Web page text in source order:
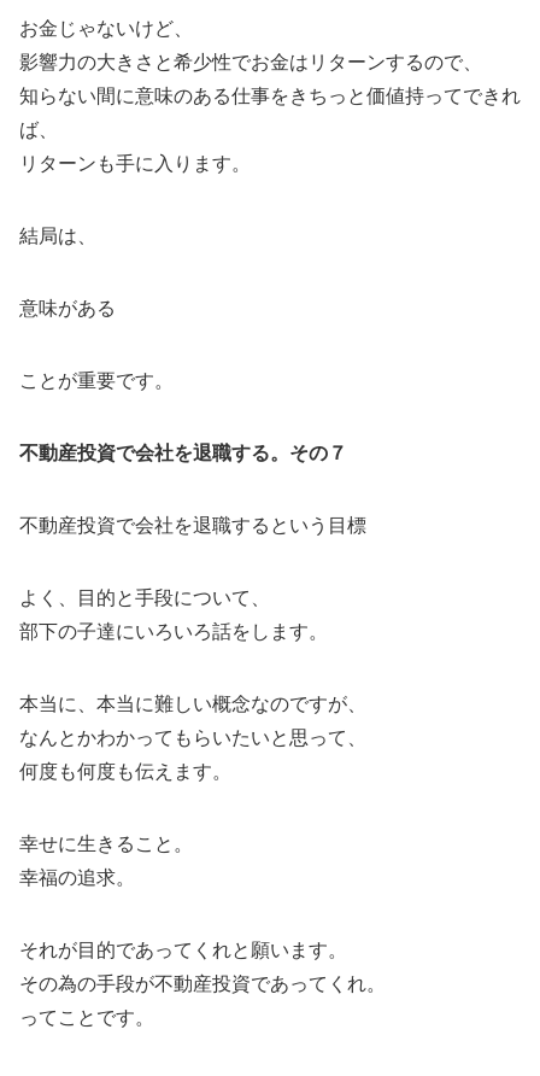
お金じゃないけど、
影響力の大きさと希少性でお金はリターンするので、
知らない間に意味のある仕事をきちっと価値持ってできれ
ば、
リターンも手に入ります。
結局は、
意味がある
ことが重要です。
不動産投資で会社を退職する。その７
不動産投資で会社を退職するという目標
よく、目的と手段について、
部下の子達にいろいろ話をします。
本当に、本当に難しい概念なのですが、
なんとかわかってもらいたいと思って、
何度も何度も伝えます。
幸せに生きること。
幸福の追求。
それが目的であってくれと願います。
その為の手段が不動産投資であってくれ。
ってことです。